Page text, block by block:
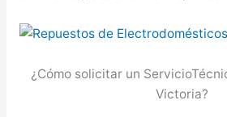
¿Cómo solicitar un
Victoria?